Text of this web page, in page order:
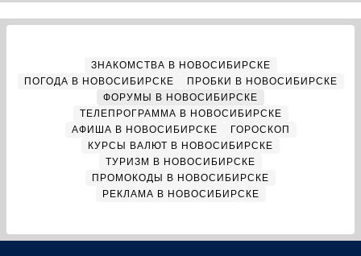
ЗНАКОМСТВА В НОВОСИБИРСКЕ
ПОГОДА В НОВОСИБИРСКЕ
ПРОБКИ В НОВОСИБИРСКЕ
ФОРУМЫ В НОВОСИБИРСКЕ
ТЕЛЕПРОГРАММА В НОВОСИБИРСКЕ
АФИША В НОВОСИБИРСКЕ
ГОРОСКОП
КУРСЫ ВАЛЮТ В НОВОСИБИРСКЕ
ТУРИЗМ В НОВОСИБИРСКЕ
ПРОМОКОДЫ В НОВОСИБИРСКЕ
РЕКЛАМА В НОВОСИБИРСКЕ